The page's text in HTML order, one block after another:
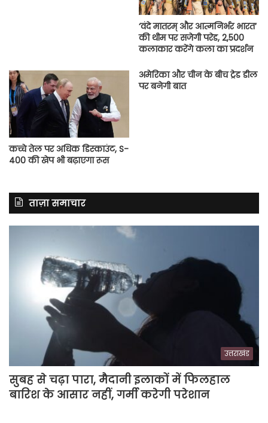
‘वंदे मातरम् और आत्मनिर्भर भारत’
की थीम पर सजेगी परेड, 2,500
कलाकार करेंगे कला का प्रदर्शन
कच्चे तेल पर अधिक डिस्काउंट, S-
400 की खेप भी बढ़ाएगा रूस
अमेरिका और चीन के बीच ट्रेड डील
पर बनेगी बात
ताज़ा समाचार
उत्तराखंड
सुबह से चढ़ा पारा, मैदानी इलाकों में फिलहाल
बारिश के आसार नहीं, गर्मी करेगी परेशान